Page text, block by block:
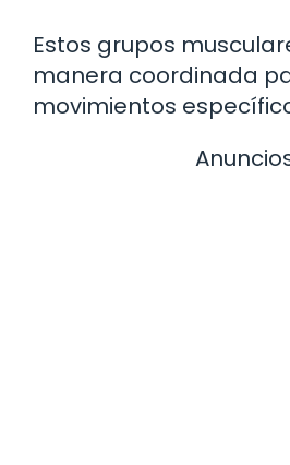
Estos grupos
manera coordinada
movimientos